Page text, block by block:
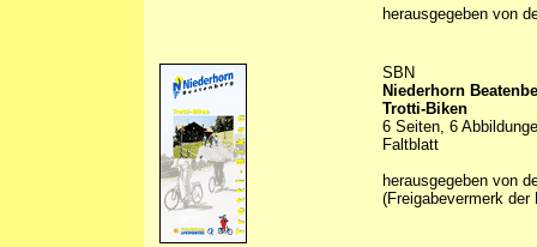
herausgegeben von
SBN
Niederhorn
Trotti-Biken
6 Seiten, 6
Faltblatt
herausgegeben von
(Freigabevermerk der